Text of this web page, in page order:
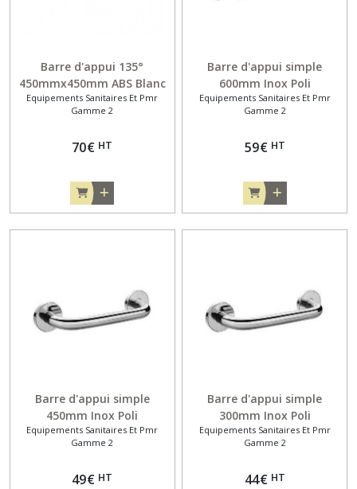
Barre d'appui 135°
450mmx450mm ABS Blanc
Equipements Sanitaires Et Pmr
Gamme 2
70€ HT
Barre d'appui simple
600mm Inox Poli
Equipements Sanitaires Et Pmr
Gamme 2
59€ HT
Barre d'appui simple
450mm Inox Poli
Equipements Sanitaires Et Pmr
Gamme 2
49€ HT
Barre d'appui simple
300mm Inox Poli
Equipements Sanitaires Et Pmr
Gamme 2
44€ HT